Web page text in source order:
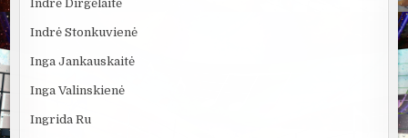
Indrė Dirgėlaitė
Indrė Stonkuvienė
Inga Jankauskaitė
Inga Valinskienė
Ingrida Ru